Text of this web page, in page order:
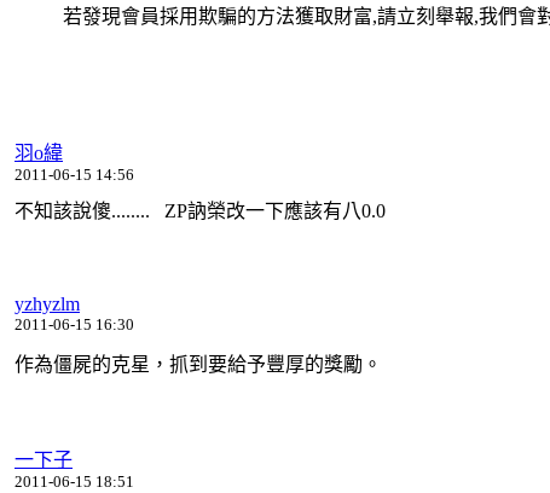
若發現會員採用欺騙的方法獲取財富,請立刻舉報,我們會
羽o緯
2011-06-15 14:56
不知該說傻........ ZP訥榮改一下應該有八0.0
yzhyzlm
2011-06-15 16:30
作為僵屍的克星，抓到要給予豐厚的獎勵。
一下子
2011-06-15 18:51